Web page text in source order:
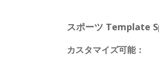
スポーツ Template
カスタマイズ可能：